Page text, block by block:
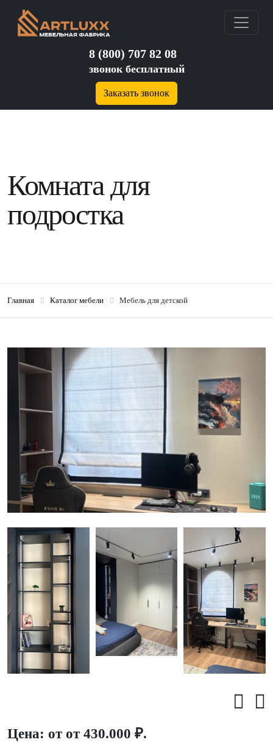
8 (800) 707 82 08
звонок бесплатный
Заказать звонок
Комната для
подростка
Главная Каталог мебели Мебель для детской
Цена: от от 430.000 ₽.